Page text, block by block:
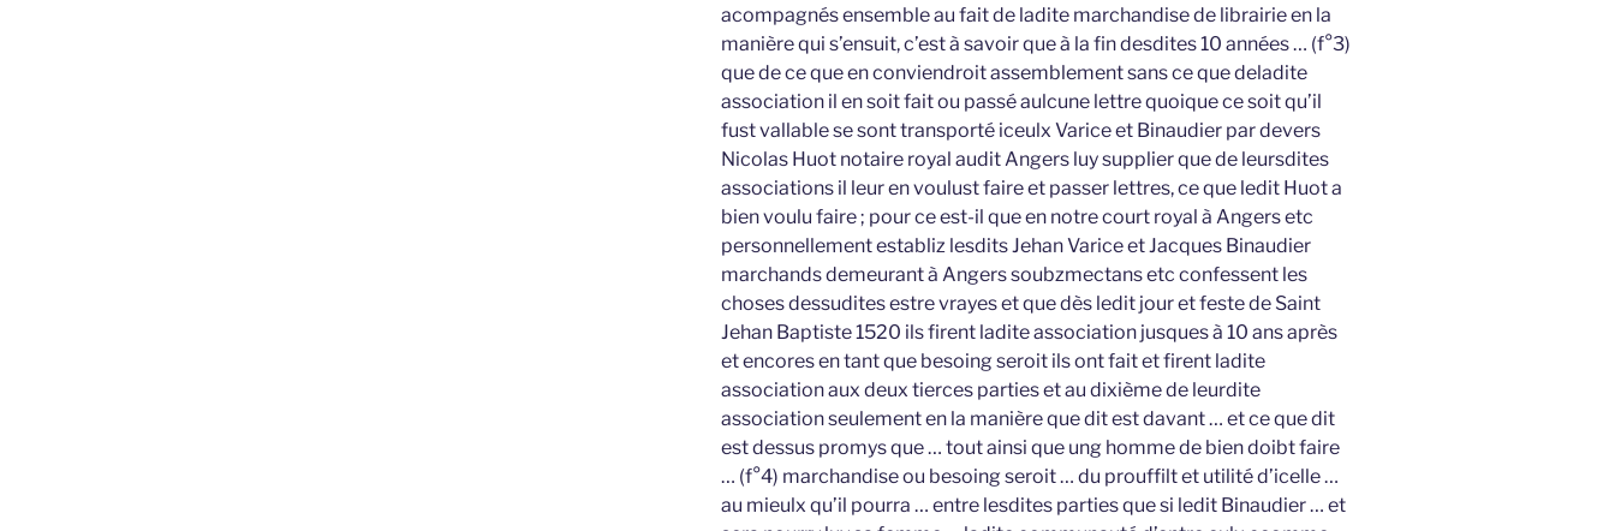
acompagnés ensemble au fait de ladite marchandise de librairie en la
manière qui s’ensuit, c’est à savoir que à la fin desdites 10 années … (f°3)
que de ce que en conviendroit assemblement sans ce que deladite
association il en soit fait ou passé aulcune lettre quoique ce soit qu’il
fust vallable se sont transporté iceulx Varice et Binaudier par devers
Nicolas Huot notaire royal audit Angers luy supplier que de leursdites
associations il leur en voulust faire et passer lettres, ce que ledit Huot a
bien voulu faire ; pour ce est-il que en notre court royal à Angers etc
personnellement establiz lesdits Jehan Varice et Jacques Binaudier
marchands demeurant à Angers soubzmectans etc confessent les
choses dessudites estre vrayes et que dès ledit jour et feste de Saint
Jehan Baptiste 1520 ils firent ladite association jusques à 10 ans après
et encores en tant que besoing seroit ils ont fait et firent ladite
association aux deux tierces parties et au dixième de leurdite
association seulement en la manière que dit est davant … et ce que dit
est dessus promys que … tout ainsi que ung homme de bien doibt faire
… (f°4) marchandise ou besoing seroit … du prouffilt et utilité d’icelle …
au mieulx qu’il pourra … entre lesdites parties que si ledit Binaudier … et